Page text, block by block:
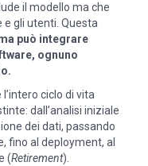
il modello ma che
e gli utenti. Questa
può integrare
ognuno
ciclo di vita
dall’analisi iniziale
dei dati, passando
fino al deployment, al
(Retirement).